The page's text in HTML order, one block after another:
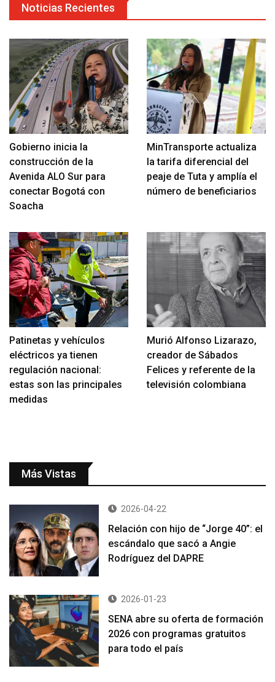
Noticias Recientes
Gobierno inicia la
construcción de la
Avenida ALO Sur para
conectar Bogotá con
Soacha
MinTransporte actualiza
la tarifa diferencial del
peaje de Tuta y amplía el
número de beneficiarios
Patinetas y vehículos
eléctricos ya tienen
regulación nacional:
estas son las principales
medidas
Murió Alfonso Lizarazo,
creador de Sábados
Felices y referente de la
televisión colombiana
Más Vistas
2026-04-22
Relación con hijo de “Jorge 40”: el
escándalo que sacó a Angie
Rodríguez del DAPRE
2026-01-23
SENA abre su oferta de formación
2026 con programas gratuitos
para todo el país